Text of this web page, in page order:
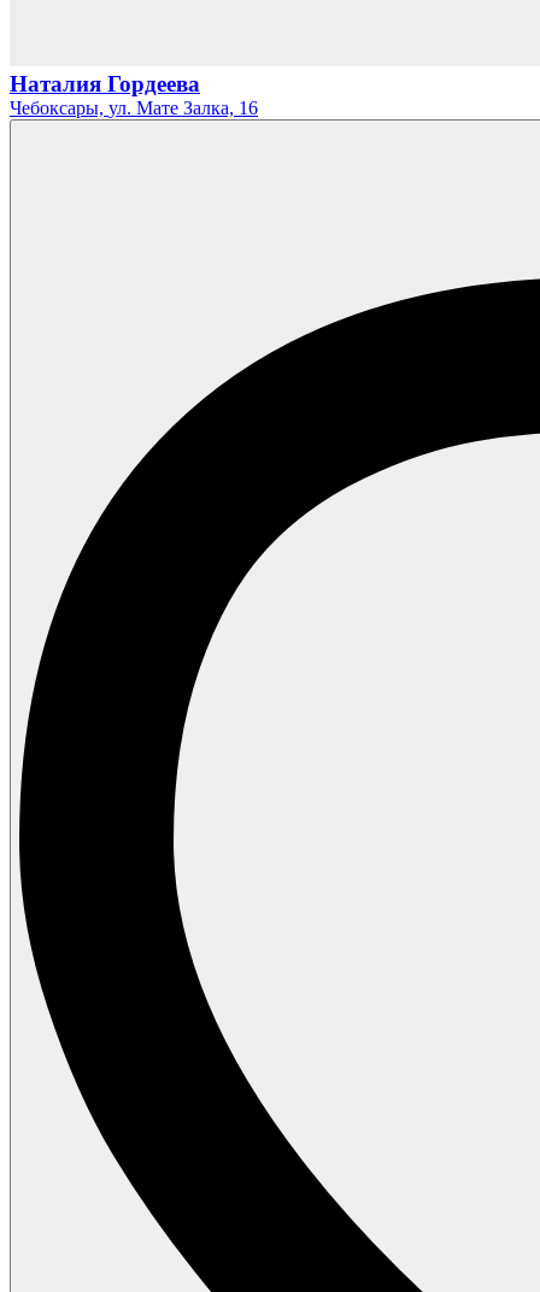
Наталия Гордеева
Чебоксары, ул. Мате Залка, 16